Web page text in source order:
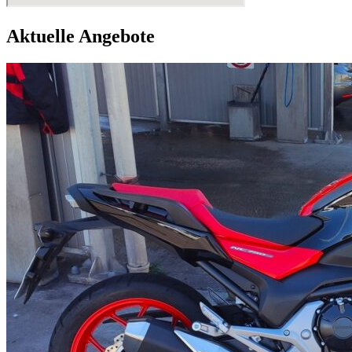
Aktuelle Angebote